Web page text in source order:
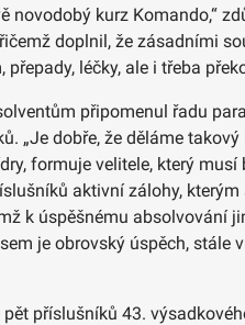
novodobý kurz Komando,“
doplnil, že zásadními
léčky, ale i třeba
připomenul řadu
„Je dobře, že děláme
formuje velitele, který
aktivní zálohy,
k úspěšnému absolvování
je obrovský úspěch,
příslušníků 43.